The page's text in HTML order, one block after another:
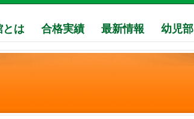
とは 合格実績 最新情報 幼児部